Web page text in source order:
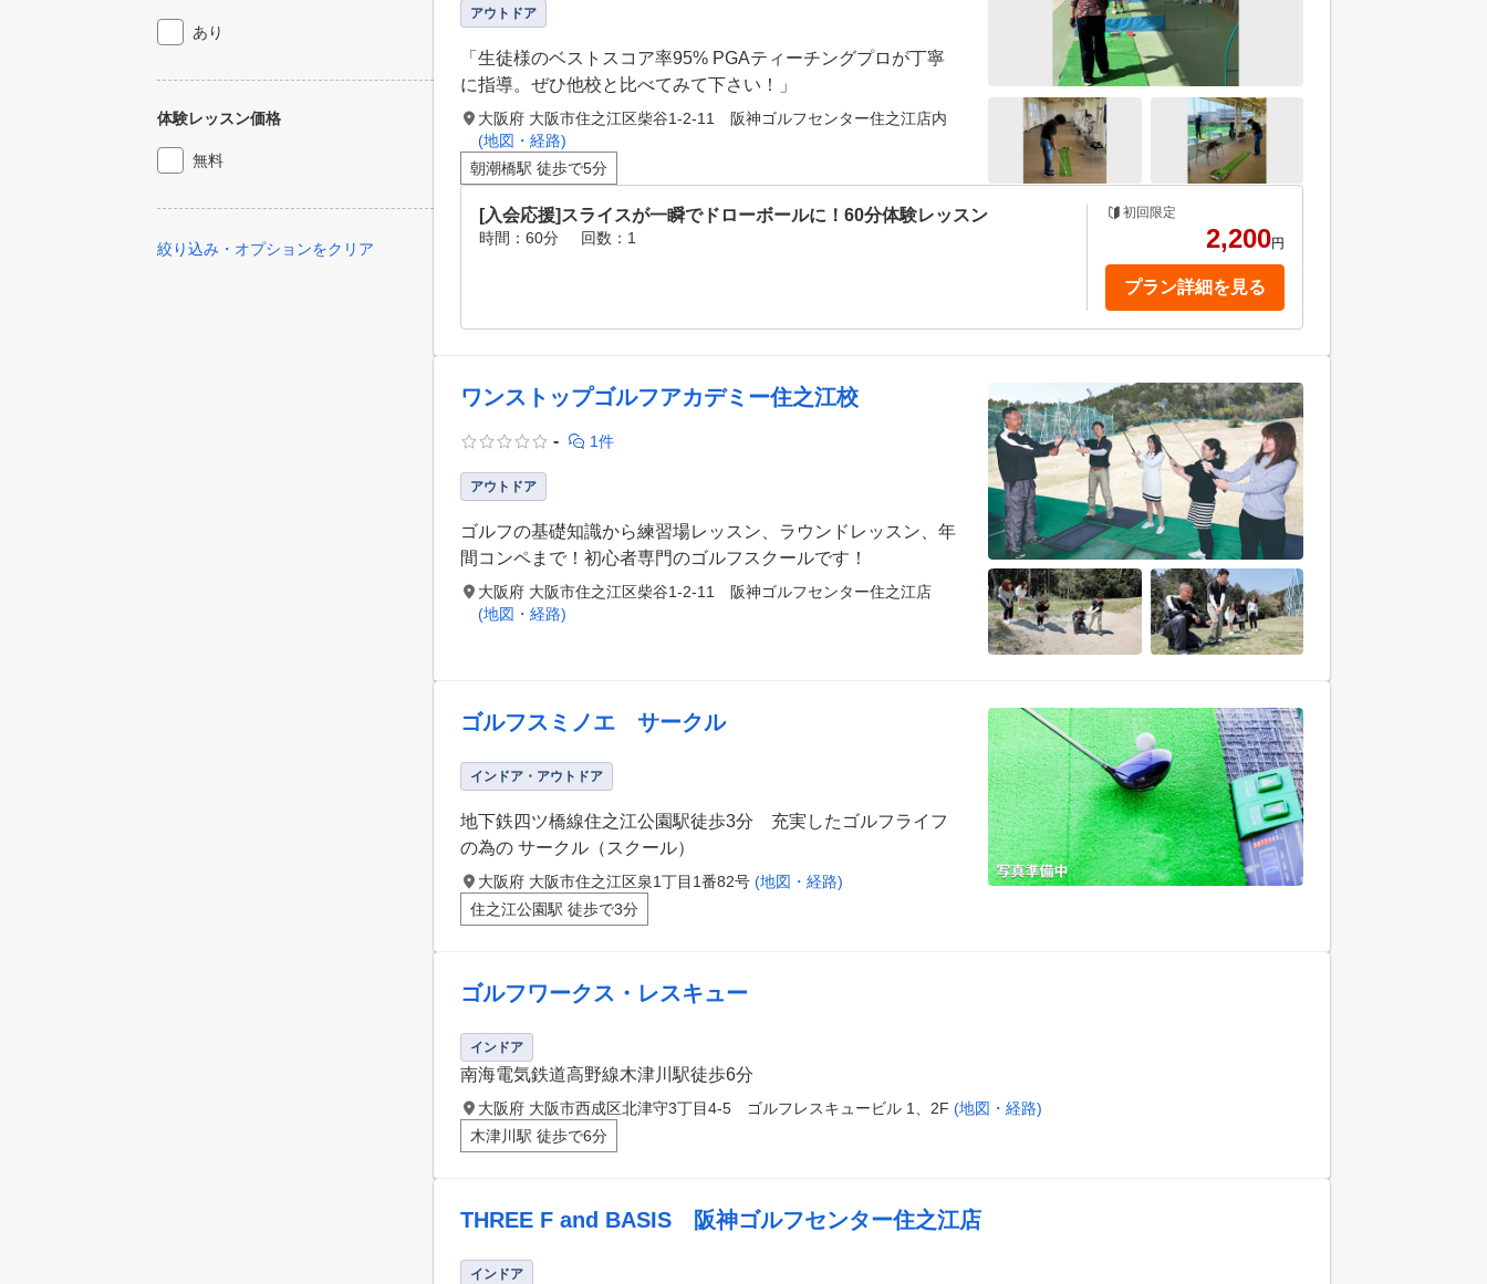
あり
体験レッスン価格
無料
絞り込み・オプションをクリア
アウトドア
「生徒様のベストスコア率95% PGAティーチングプロが丁寧
に指導。ぜひ他校と比べてみて下さい！」
大阪府 大阪市住之江区柴谷1-2-11 阪神ゴルフセンター住之江店内
(地図・経路)
朝潮橋駅 徒歩で5分
[入会応援]スライスが一瞬でドローボールに！60分体験レッスン
時間：60分 回数：1
初回限定
2,200円
プラン詳細を見る
ワンストップゴルフアカデミー住之江校
- 1件
アウトドア
ゴルフの基礎知識から練習場レッスン、ラウンドレッスン、年
間コンペまで！初心者専門のゴルフスクールです！
大阪府 大阪市住之江区柴谷1-2-11 阪神ゴルフセンター住之江店
(地図・経路)
ゴルフスミノエ サークル
インドア・アウトドア
地下鉄四ツ橋線住之江公園駅徒歩3分 充実したゴルフライフ
の為の サークル（スクール）
大阪府 大阪市住之江区泉1丁目1番82号 (地図・経路)
住之江公園駅 徒歩で3分
ゴルフワークス・レスキュー
インドア
南海電気鉄道高野線木津川駅徒歩6分
大阪府 大阪市西成区北津守3丁目4-5 ゴルフレスキュービル 1、2F (地図・経路)
木津川駅 徒歩で6分
THREE F and BASIS 阪神ゴルフセンター住之江店
インドア